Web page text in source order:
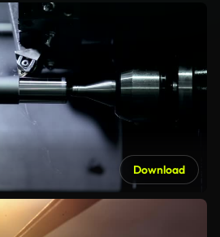
Download